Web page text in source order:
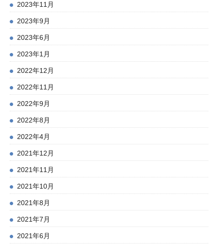
2023年11月
2023年9月
2023年6月
2023年1月
2022年12月
2022年11月
2022年9月
2022年8月
2022年4月
2021年12月
2021年11月
2021年10月
2021年8月
2021年7月
2021年6月